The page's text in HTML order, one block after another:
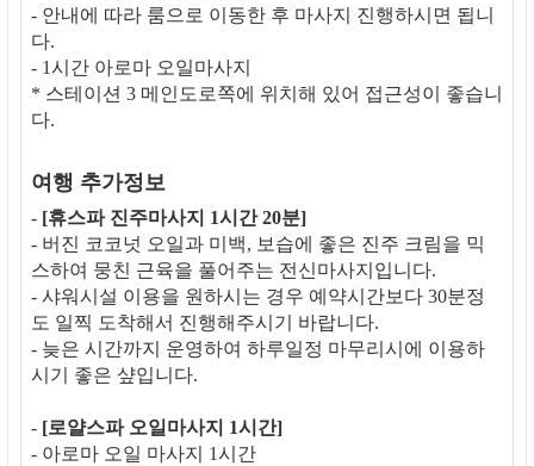
- 안내에 따라 룸으로 이동한 후 마사지 진행하시면 됩니
다.
- 1시간 아로마 오일마사지
* 스테이션 3 메인도로쪽에 위치해 있어 접근성이 좋습니
다.
여행 추가정보
- [휴스파 진주마사지 1시간 20분]
- 버진 코코넛 오일과 미백, 보습에 좋은 진주 크림을 믹
스하여 뭉친 근육을 풀어주는 전신마사지입니다.
- 샤워시설 이용을 원하시는 경우 예약시간보다 30분정
도 일찍 도착해서 진행해주시기 바랍니다.
- 늦은 시간까지 운영하여 하루일정 마무리시에 이용하
시기 좋은 샾입니다.
- [로얄스파 오일마사지 1시간]
- 아로마 오일 마사지 1시간